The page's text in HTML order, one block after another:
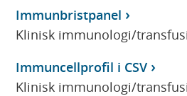
Immunbristpanel
Klinisk immunologi/
Immuncellprofil i CSV
Klinisk immunologi/